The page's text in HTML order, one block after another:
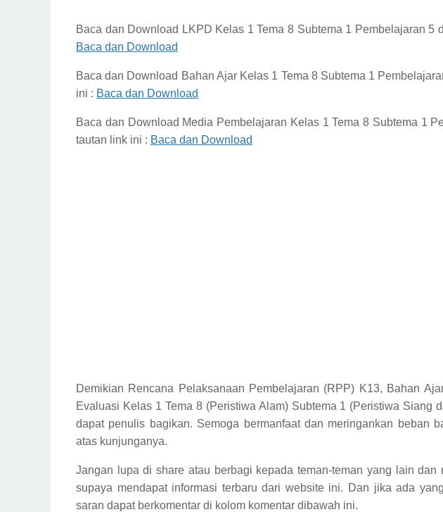
Baca dan Download LKPD Kelas 1 Tema 8 Subtema 1 Pembelajaran 5
Baca dan Download
Baca dan Download Bahan Ajar Kelas 1 Tema 8 Subtema 1
ini : Baca dan Download
Baca dan Download Media Pembelajaran Kelas 1 Tema 8 Subtema 1
tautan link ini : Baca dan Download
Demikian Rencana Pelaksanaan Pembelajaran (RPP) K13, Bahan
Evaluasi Kelas 1 Tema 8 (Peristiwa Alam) Subtema 1 (Peristiwa Siang
dapat penulis bagikan. Semoga bermanfaat dan meringankan beban
atas kunjunganya.
Jangan lupa di share atau berbagi kepada teman-teman yang lain
supaya mendapat informasi terbaru dari website ini. Dan jika ada
saran dapat berkomentar di kolom komentar dibawah ini.